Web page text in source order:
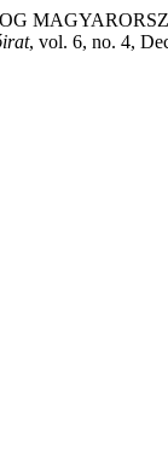
, vol. 6, no. 4,